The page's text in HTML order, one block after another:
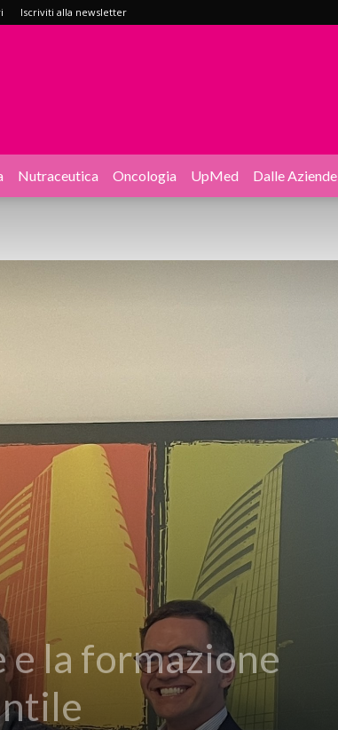
Iscriviti alla newsletter
Nutraceutica Oncologia UpMed Dalle Aziende
e la formazione